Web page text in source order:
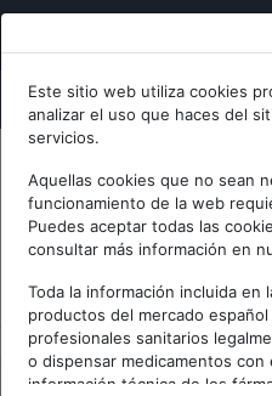
Este sitio web utiliza cookies
analizar el uso que haces del
servicios.
Aquellas cookies que no sean
funcionamiento de la web
Puedes aceptar todas las
consultar más información en
Toda la información incluida en
productos del mercado
profesionales sanitarios
o dispensar medicamentos
información técnica de los